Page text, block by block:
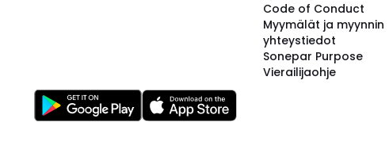
Code of Conduct
Myymälät ja myynnin
yhteystiedot
Sonepar Purpose
Vierailijaohje